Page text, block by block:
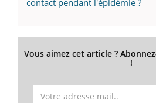
contact pendant l'épidémie ?
Vous aimez cet article ?
!